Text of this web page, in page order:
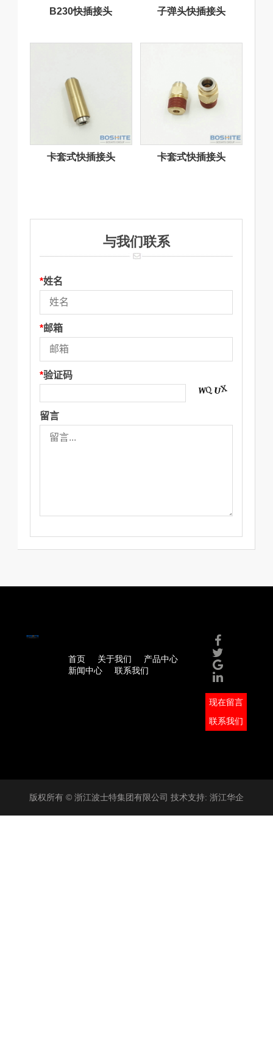
B230快插接头 子弹头快插接头
卡套式快插接头 卡套式快插接头
与我们联系
*姓名
*邮箱
*验证码
留言
首页 关于我们
产品中心
新闻中心
联系我们
现在留言
联系我们
版权所有 © 浙江波士特集团有限公司 技术支持: 浙江华企